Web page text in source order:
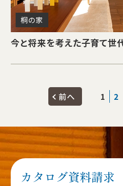
桐の家
今と将来を考えた子育て世
前へ 1 2
カタログ資料請求